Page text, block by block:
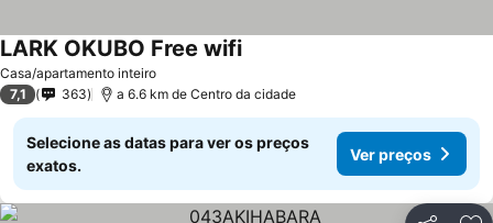
Casa/apartamento inteiro
LARK OKUBO Free wifi
7,1 363 a 6.6 km de Centro da cidade
Selecione as datas para ver os preços
exatos.
Ver preços